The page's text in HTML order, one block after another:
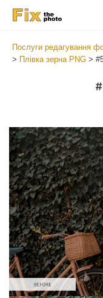
Послуги редагування
> Плівка зерна PNG >